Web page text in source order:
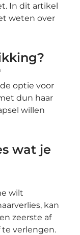
In dit artikel
weten over
optie voor
dun haar
willen
wat je
wilt
kan
zeerste af
verlengen.